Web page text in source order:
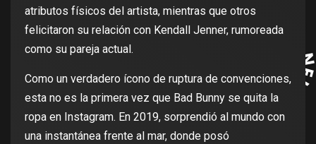
atributos físicos del artista, mientras que otros
felicitaron su relación con Kendall Jenner, rumoreada
como su pareja actual.
Como un verdadero ícono de ruptura de convenciones,
esta no es la primera vez que Bad Bunny se quita la
ropa en Instagram. En 2019, sorprendió al mundo con
una instantánea frente al mar, donde posó